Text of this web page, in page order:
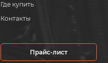
Где купить
Контакты
Прайс-лист